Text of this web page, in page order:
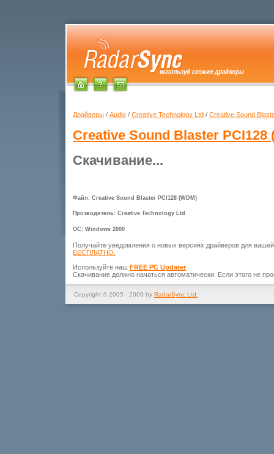
Драйверы / Audio / Creative Technology Ltd / Creative Sound
Creative Sound Blaster PCI128
Скачивание...
Файл: Creative Sound Blaster PCI128 (WDM)
Прозводитель: Creative Technology Ltd
ОС: Windows 2000
Получайте уведомления о новых версиях драйверов для
БЕСПЛАТНО.
Используйте наш FREE PC Updater.
Скачивание должно начаться автоматически. Если этого не
Copyright © 2005 - 2009 by RadarSync Ltd.